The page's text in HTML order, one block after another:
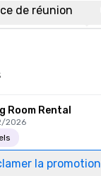
de réunion
Room Rental
2026
la promotion